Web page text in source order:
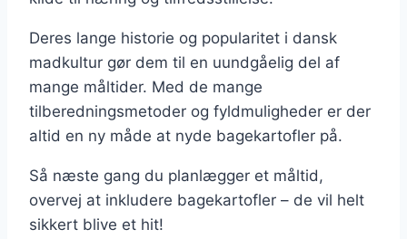
Deres lange historie og popularitet i dansk
madkultur gør dem til en uundgåelig del af
mange måltider. Med de mange
tilberedningsmetoder og fyldmuligheder er der
altid en ny måde at nyde bagekartofler på.
Så næste gang du planlægger et måltid,
overvej at inkludere bagekartofler – de vil helt
sikkert blive et hit!